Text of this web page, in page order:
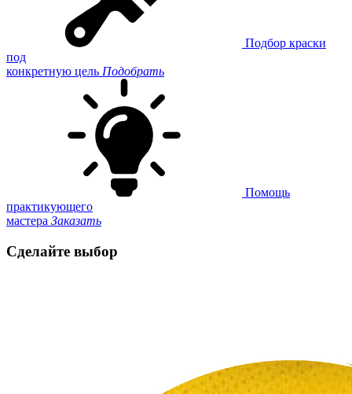
Подбор краски
под
конкретную цель Подобрать
Помощь
практикующего
мастера Заказать
Сделайте выбор